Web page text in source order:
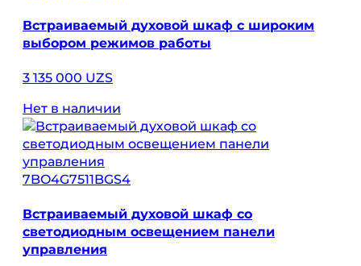
Встраиваемый духовой шкаф с широким
выбором режимов работы
3 135 000 UZS
Нет в наличии
7BO4G7511BGS4
Встраиваемый духовой шкаф со
светодиодным освещением панели
управления